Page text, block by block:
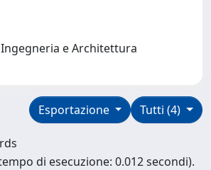
e Architettura
Tutti (4)
Esportazione
di esecuzione: 0.012 secondi).